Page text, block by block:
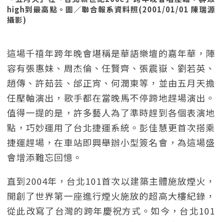
high到最高點。圖／聯合報系資料照(2001/01/01 陳瑞源
攝影)
這場千禧年跨年晚會堪稱是華語樂壇的嘉年華，陣
容有張惠妹、周杰倫、任賢齊、張震嶽、劉若英、
趙傳、許茹芸、邰正宵、何潤東等，並由五月天擔
任壓軸演出，歌手都在當晚馬不停蹄地趕場演出。
值得一提的是，許多藝人為了準時趕到各個表演地
點，巧妙運用了台北捷運系統。彭佳慧更首次搭乘
捷運趕場，在車站即興舉辦小型簽名會，為這場盛
會增添難忘回憶。
直到2004年，台北101首次以建築主體施放煙火，
開創了世界第一座進行煙火施放的超高大樓紀錄，
從此改寫了台灣的跨年慶祝方式。如今，台北101